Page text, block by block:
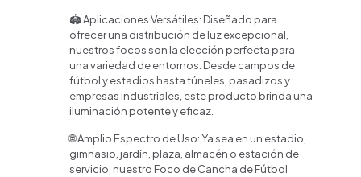
🏟️ Aplicaciones Versátiles: Diseñado para
ofrecer una distribución de luz excepcional,
nuestros focos son la elección perfecta para
una variedad de entornos. Desde campos de
fútbol y estadios hasta túneles, pasadizos y
empresas industriales, este producto brinda una
iluminación potente y eficaz.
🌐 Amplio Espectro de Uso: Ya sea en un estadio,
gimnasio, jardín, plaza, almacén o estación de
servicio, nuestro Foco de Cancha de Fútbol